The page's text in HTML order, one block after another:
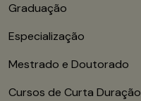
Graduação
Especialização
Mestrado e Doutorado
Cursos de Curta Duração